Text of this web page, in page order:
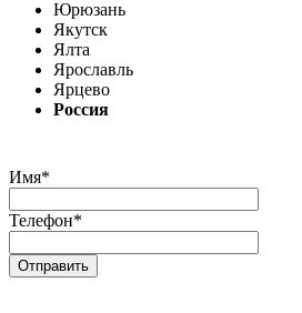
Юрюзань
Якутск
Ялта
Ярославль
Ярцево
Россия
Имя*
Телефон*